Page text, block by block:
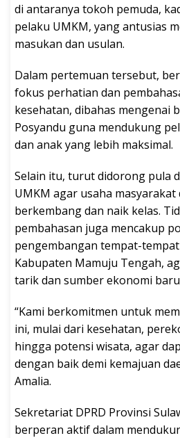
di antaranya tokoh pemuda,
pelaku UMKM, yang antusias
masukan dan usulan.
Dalam pertemuan tersebut,
fokus perhatian dan
kesehatan, dibahas mengenai
Posyandu guna mendukung
dan anak yang lebih maksimal.
Selain itu, turut didorong pula
UMKM agar usaha masyarakat
berkembang dan naik kelas.
pembahasan juga mencakup
pengembangan tempat-
Kabupaten Mamuju Tengah,
tarik dan sumber ekonomi
“Kami berkomitmen untuk
ini, mulai dari kesehatan,
hingga potensi wisata, agar
dengan baik demi kemajuan
Amalia.
Sekretariat DPRD Provinsi
berperan aktif dalam